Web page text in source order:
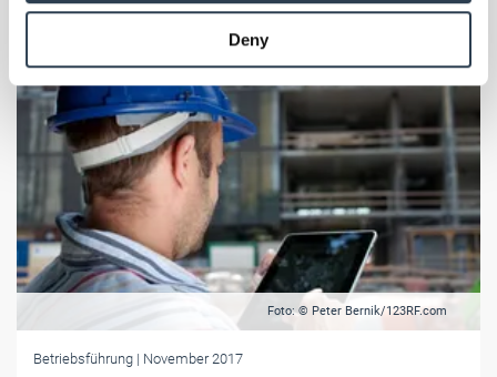
provided to them or that they’ve collected from your use
Weitere Informationen:Impressum Datenschutz
Deny
Foto: © Peter Bernik/123RF.com
Betriebsführung | November 2017